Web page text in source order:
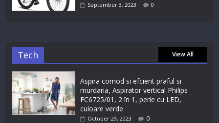
September 3, 2023 0
Tech View All
Aspira comod si efcient praful si
murdaria, Aspirator vertical Philips
FC6725/01, 2 în 1, perie cu LED,
culoare verde
October 29, 2023 0